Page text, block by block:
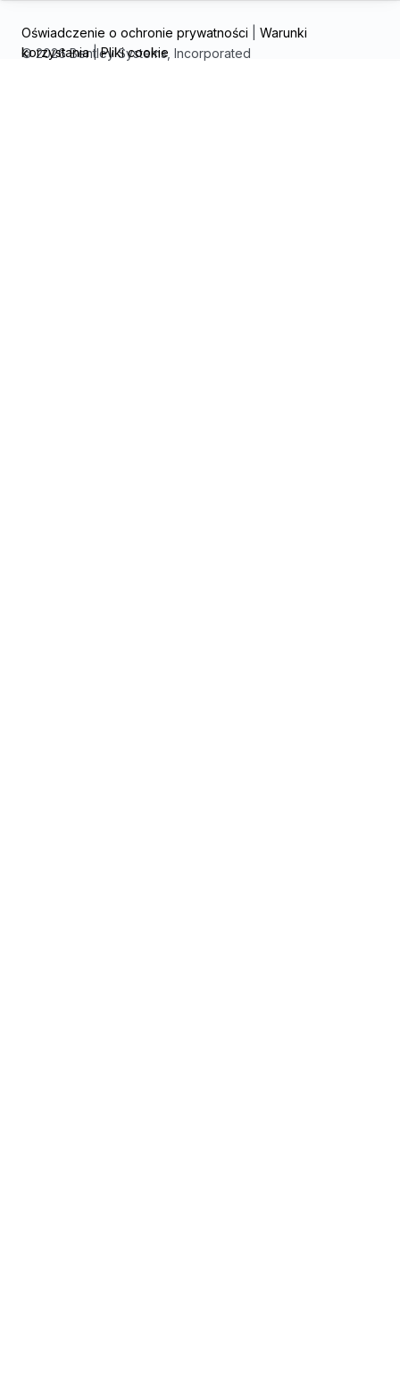
© 2026 Bentley Systems, Incorporated
Oświadczenie o ochronie prywatności
Warunki
korzystania|Pliki cookie